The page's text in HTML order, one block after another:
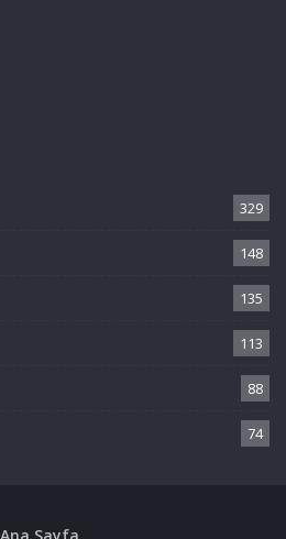
329
148
135
113
88
74
Ana Sayfa